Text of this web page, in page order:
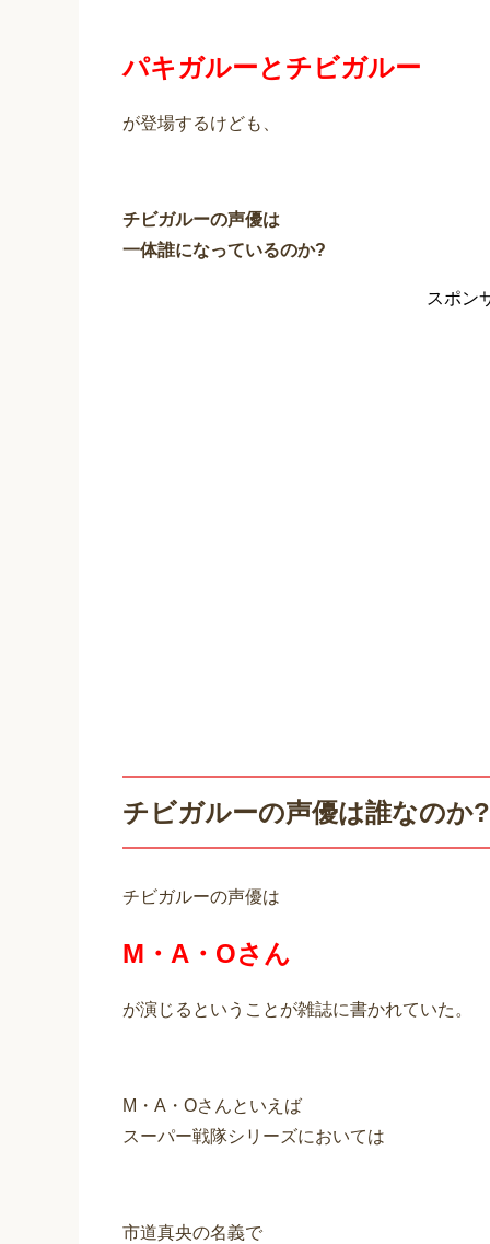
パキガルーとチビガルー
が登場するけども、
チビガルーの声優は
一体誰になっているのか?
スポン
チビガルーの声優は誰なのか?
チビガルーの声優は
M・A・Oさん
が演じるということが雑誌に書かれていた。
M・A・Oさんといえば
スーパー戦隊シリーズにおいては
市道真央の名義で